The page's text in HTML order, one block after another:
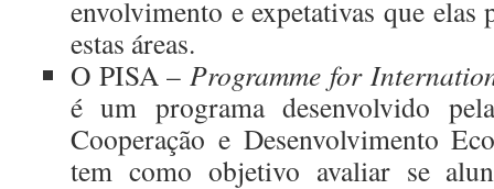
envolvimento e expetativas que elas
estas áreas.
O PISA –Programme for
é um programa desenvolvido
Cooperação e Desenvolvimento
tem como objetivo avaliar se